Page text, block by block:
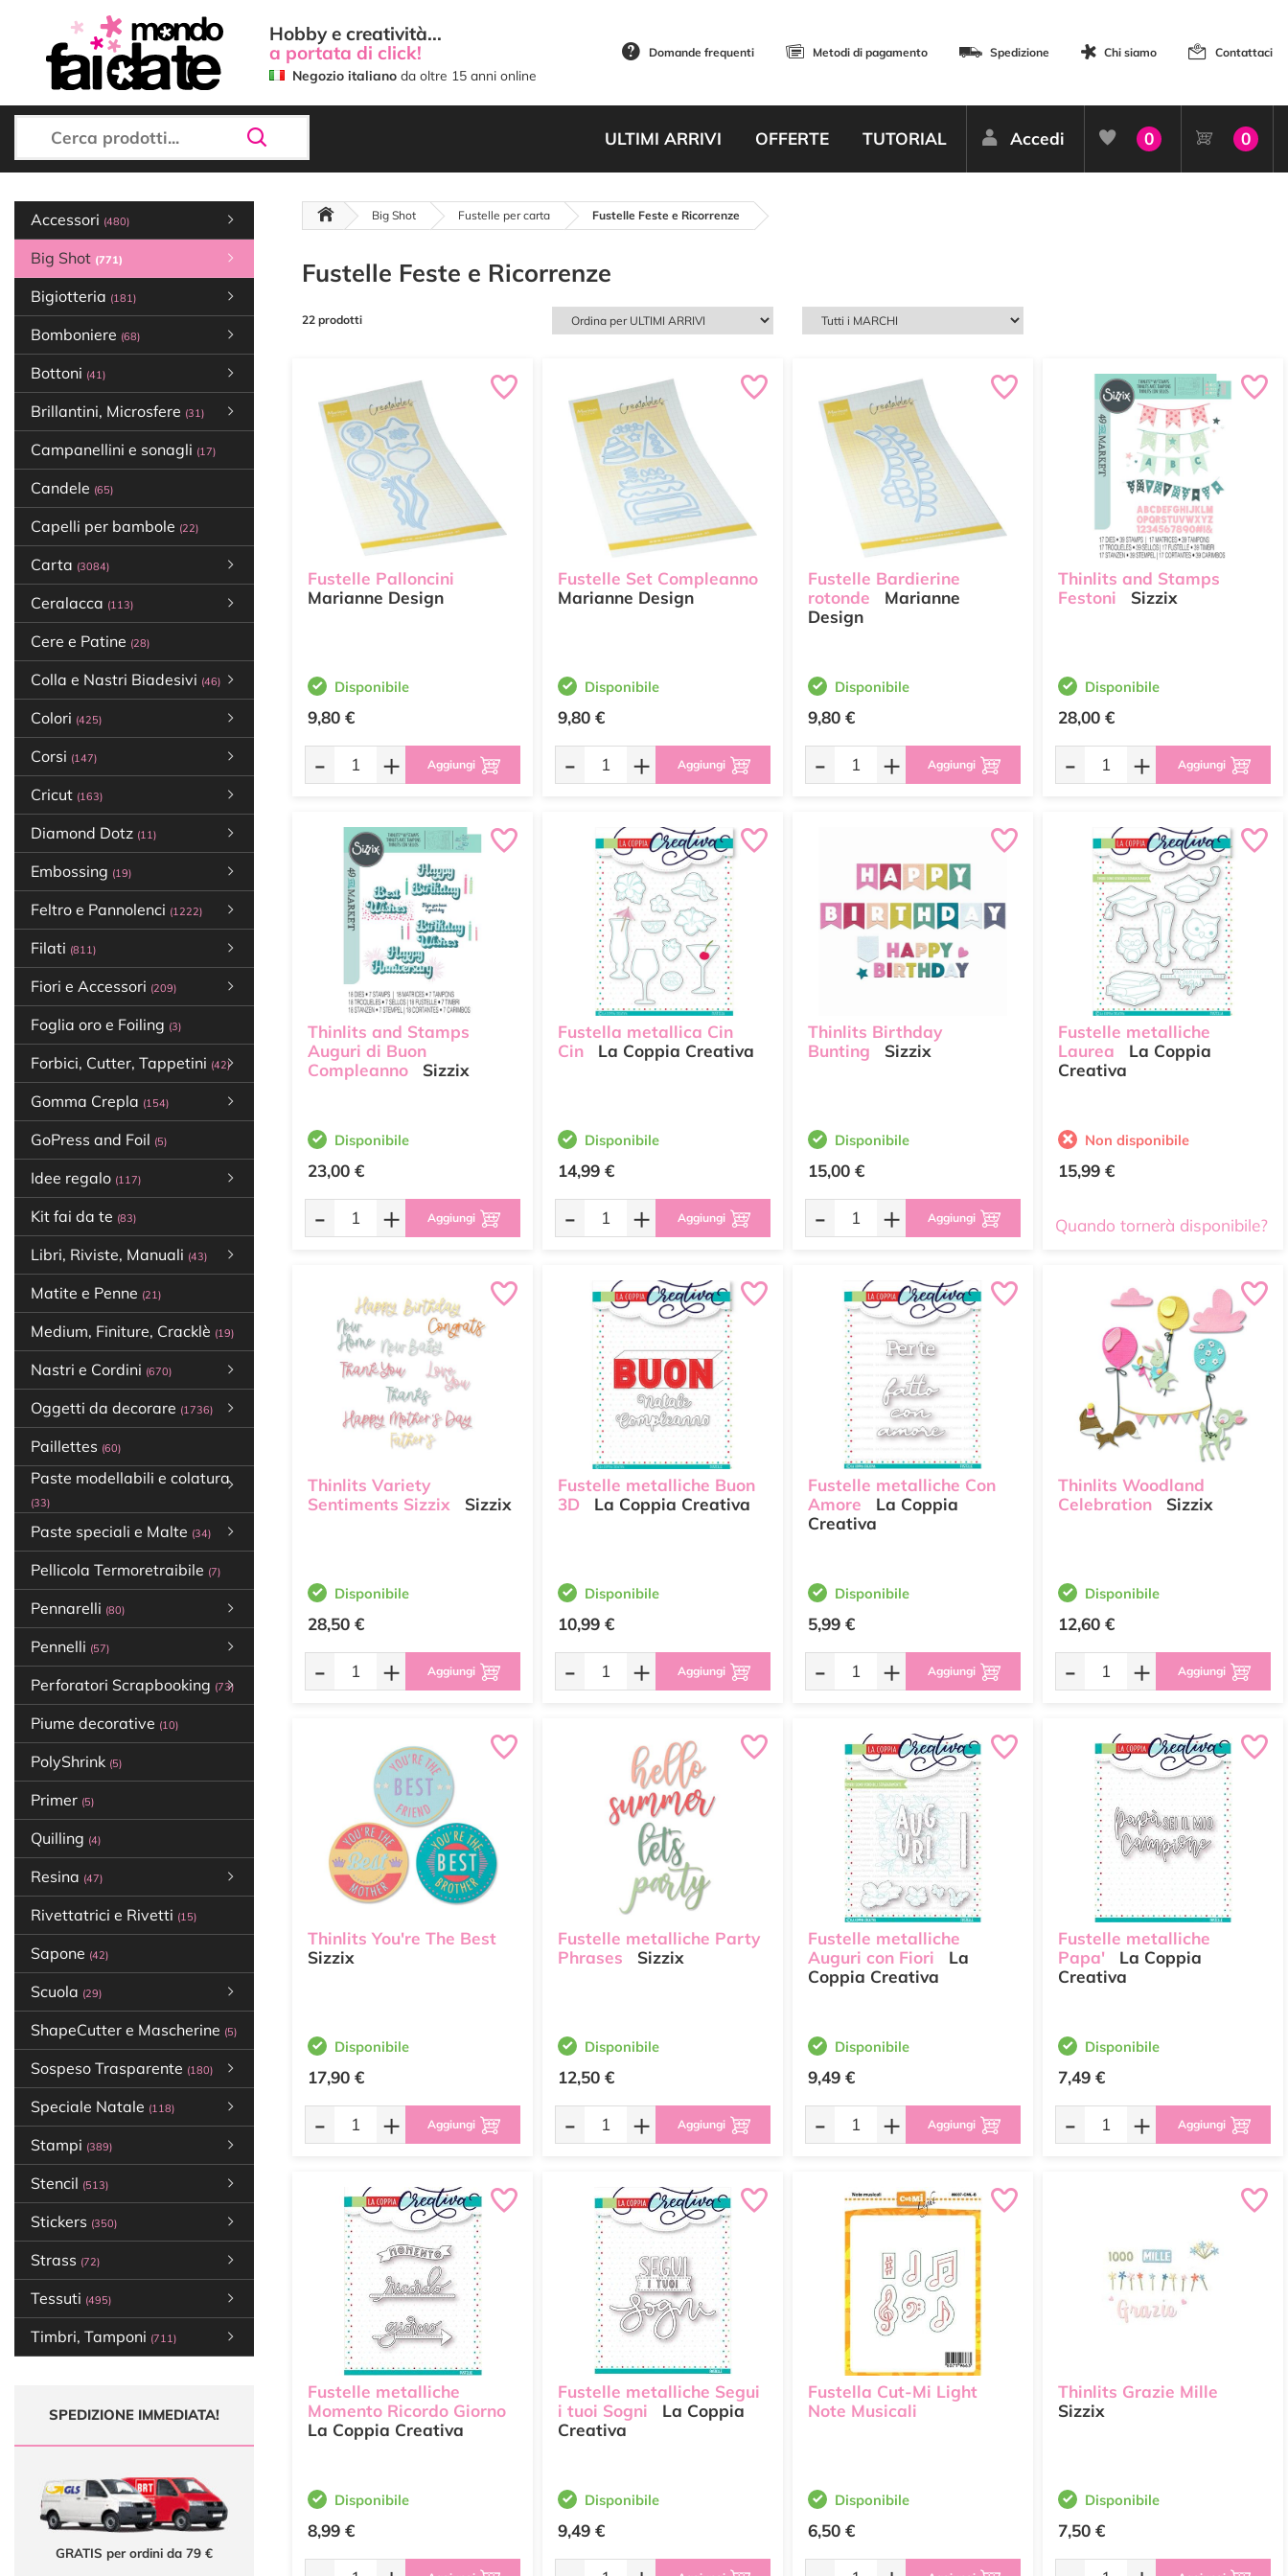
Hobby e creatività...
a portata di click!
Negozio italiano da oltre 15 anni online
Domande frequenti Metodi di pagamento Spedizione Chi siamo Contattaci
ULTIMI ARRIVI OFFERTE TUTORIAL Accedi 0 0
Accessori (480)
Big Shot (771)
Bigiotteria (181)
Bomboniere (68)
Bottoni (41)
Brillantini, Microsfere (31)
Campanellini e sonagli (17)
Candele (65)
Capelli per bambole (22)
Carta (3084)
Ceralacca (113)
Cere e Patine (28)
Colla e Nastri Biadesivi (46)
Colori (425)
Corsi (147)
Cricut (163)
Diamond Dotz (11)
Embossing (19)
Feltro e Pannolenci (1222)
Filati (811)
Fiori e Accessori (209)
Foglia oro e Foiling (3)
Forbici, Cutter, Tappetini (42)
Gomma Crepla (154)
GoPress and Foil (5)
Idee regalo (117)
Kit fai da te (83)
Libri, Riviste, Manuali (43)
Matite e Penne (21)
Medium, Finiture, Cracklè (19)
Nastri e Cordini (670)
Oggetti da decorare (1736)
Paillettes (60)
Paste modellabili e colatura
(33)
Paste speciali e Malte (34)
Pellicola Termoretraibile (7)
Pennarelli (80)
Pennelli (57)
Perforatori Scrapbooking (73)
Piume decorative (10)
PolyShrink (5)
Primer (5)
Quilling (4)
Resina (47)
Rivettatrici e Rivetti (15)
Sapone (42)
Scuola (29)
ShapeCutter e Mascherine (5)
Sospeso Trasparente (180)
Speciale Natale (118)
Stampi (389)
Stencil (513)
Stickers (350)
Strass (72)
Tessuti (495)
Timbri, Tamponi (711)
SPEDIZIONE IMMEDIATA!
GRATIS per ordini da 79 €
Big Shot Fustelle per carta Fustelle Feste e Ricorrenze
Fustelle Feste e Ricorrenze
22 prodotti
Fustelle Palloncini
Marianne Design
Disponibile
9,80 €
- + Aggiungi
Fustelle Set Compleanno
Marianne Design
Disponibile
9,80 €
- + Aggiungi
Fustelle Bardierine
rotonde
Marianne
Design
Disponibile
9,80 €
- + Aggiungi
Thinlits and Stamps
Festoni
Sizzix
Disponibile
28,00 €
- + Aggiungi
Thinlits and Stamps
Auguri di Buon
Compleanno
Sizzix
Disponibile
23,00 €
- + Aggiungi
Fustella metallica Cin
Cin
La Coppia Creativa
Disponibile
14,99 €
- + Aggiungi
Thinlits Birthday
Bunting
Sizzix
Disponibile
15,00 €
- + Aggiungi
Fustelle metalliche
Laurea
La Coppia
Creativa
Non disponibile
15,99 €
Quando tornerà disponibile?
Thinlits Variety
Sentiments Sizzix
Sizzix
Disponibile
28,50 €
- + Aggiungi
Fustelle metalliche Buon
3D
La Coppia Creativa
Disponibile
10,99 €
- + Aggiungi
Fustelle metalliche Con
Amore
La Coppia
Creativa
Disponibile
5,99 €
- + Aggiungi
Thinlits Woodland
Celebration
Sizzix
Disponibile
12,60 €
- + Aggiungi
Thinlits You're The Best
Sizzix
Disponibile
17,90 €
- + Aggiungi
Fustelle metalliche Party
Phrases
Sizzix
Disponibile
12,50 €
- + Aggiungi
Fustelle metalliche
Auguri con Fiori
La
Coppia Creativa
Disponibile
9,49 €
- + Aggiungi
Fustelle metalliche
Papa'
La Coppia
Creativa
Disponibile
7,49 €
- + Aggiungi
Fustelle metalliche
Momento Ricordo Giorno
La Coppia Creativa
Disponibile
8,99 €
Fustelle metalliche Segui
i tuoi Sogni
La Coppia
Creativa
Disponibile
9,49 €
Fustella Cut-Mi Light
Note Musicali
Disponibile
6,50 €
Thinlits Grazie Mille
Sizzix
Disponibile
7,50 €